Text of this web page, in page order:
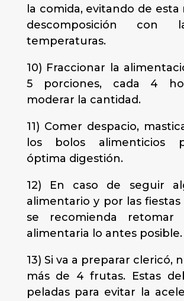
la comida, evitando de esta
descomposición con
temperaturas.
10) Fraccionar la
5 porciones, cada 4
moderar la cantidad.
11) Comer despacio,
los bolos alimenticios
óptima digestión.
12) En caso de seguir
alimentario y por las
se recomienda retomar
alimentaria lo antes posible.
13) Si va a preparar clericó,
más de 4 frutas. Estas
peladas para evitar la